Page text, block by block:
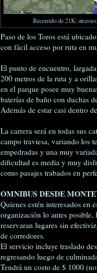
Recorrido de 21K:
Paso de los Toros está
con fácil acceso por ruta en
El punto de encuentro,
200 metros de la ruta y a
en el parque posee muy
baterías de baño con duchas
Además de estar casi dentro
La carrera será en todas sus
campo traviesa, variando los
empedradas y una muy
dificultad es media y muy
como pasajes trabados en
OMNIBUS DESDE
Quienes estén interesados en
organización lo antes posible,
reservaran lugares sin
de corredores.
El servicio incluye traslado
regresando luego de
Tendrá un costo de $ 1000